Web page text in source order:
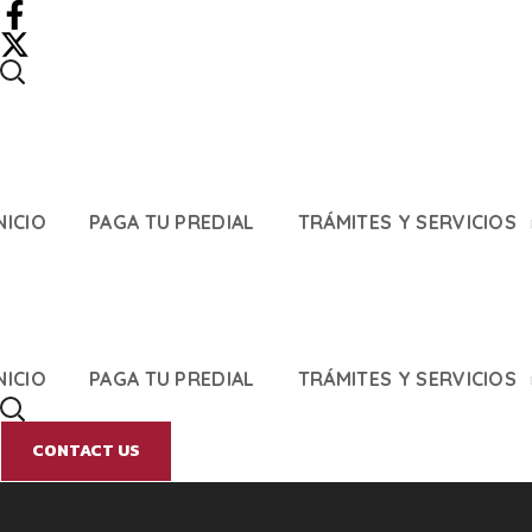
PAGA TU PREDIAL TRÁMITES Y SERVICIOS
PAGA TU PREDIAL TRÁMITES Y SERVICIOS
CONTACT US